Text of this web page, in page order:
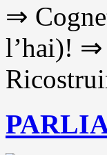
⇒
l’hai)! ⇒